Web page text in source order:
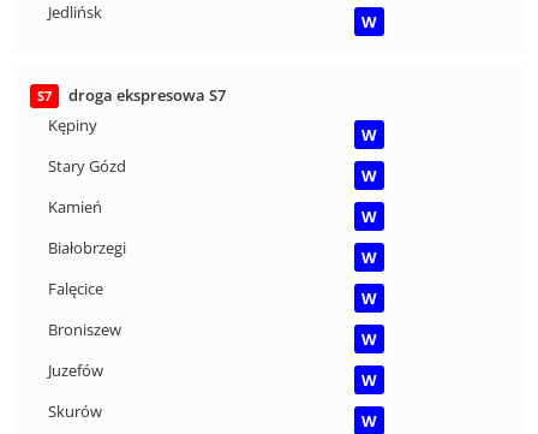
Jedlińsk
W
S7
droga ekspresowa S7
Kępiny
W
Stary Gózd
W
Kamień
W
Białobrzegi
W
Falęcice
W
Broniszew
W
Juzefów
W
Skurów
W